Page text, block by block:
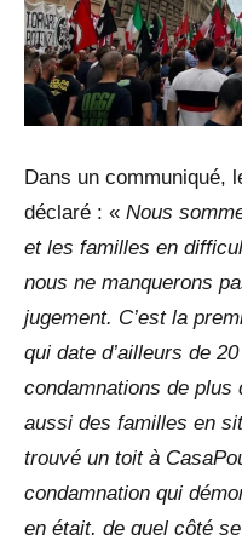
Dans un communiqué,
déclaré : « Nous
et les familles en
nous ne manquerons
jugement. C’est la
qui date d’ailleurs de
condamnations de plus
aussi des familles en
trouvé un toit à
condamnation qui
en était, de quel côté